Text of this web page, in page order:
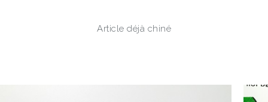
Article déjà chiné